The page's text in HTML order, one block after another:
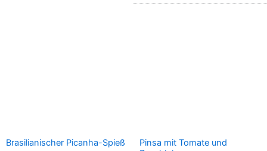
Brasilianischer Picanha-Spieß
Pinsa mit Tomate und